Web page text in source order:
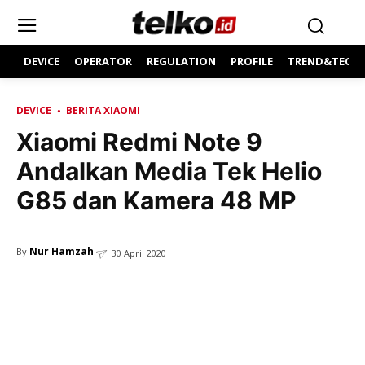
DEVICE OPERATOR REGULATION PROFILE
DEVICE BERITA XIAOMI
Xiaomi Redmi Note 9
Andalkan Media Tek Helio
G85 dan Kamera 48 MP
By Nur Hamzah 30 April 2020